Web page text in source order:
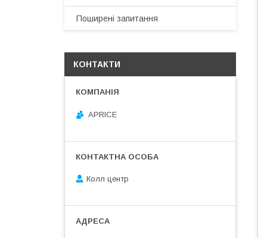
Поширені запитання
КОНТАКТИ
APRICE
Колл центр